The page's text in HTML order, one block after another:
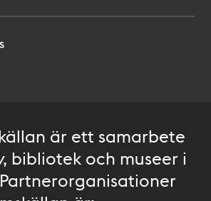
är ett samarbete
bibliotek och museer i